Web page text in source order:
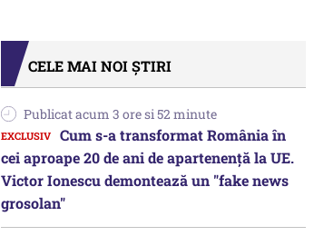
CELE MAI NOI ȘTIRI
Publicat acum 3 ore si 52 minute
Cum s-a transformat România în
cei aproape 20 de ani de apartenență la UE.
Victor Ionescu demontează un "fake news
grosolan"